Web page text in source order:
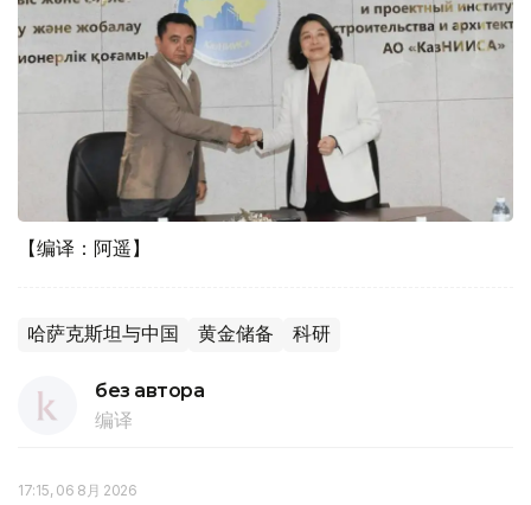
【编译：阿遥】
哈萨克斯坦与中国 黄金储备 科研
без автора
编译
17:15, 06 8月 2026